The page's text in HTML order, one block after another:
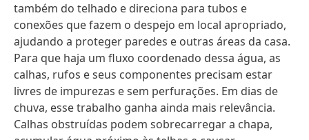
também do telhado e direciona para tubos e
conexões que fazem o despejo em local apropriado,
ajudando a proteger paredes e outras áreas da casa.
Para que haja um fluxo coordenado dessa água, as
calhas, rufos e seus componentes precisam estar
livres de impurezas e sem perfurações. Em dias de
chuva, esse trabalho ganha ainda mais relevância.
Calhas obstruídas podem sobrecarregar a chapa,